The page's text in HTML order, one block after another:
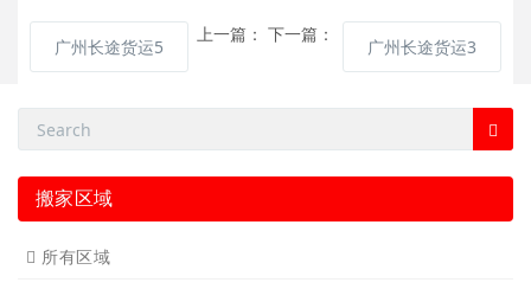
上一篇：
广州长途货运5
下一篇：
广州长途货运3
搬家区域
所有区域